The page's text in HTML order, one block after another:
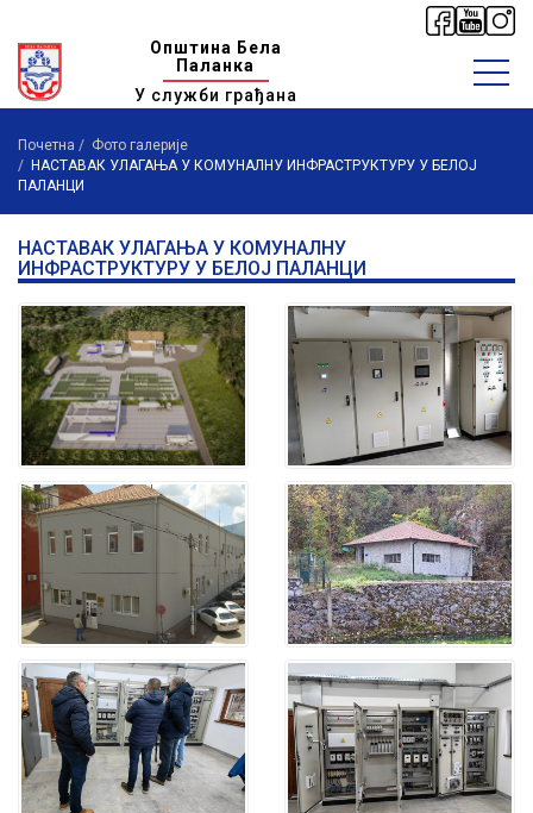
Општина Бела
Паланка
У служби грађана
Почетна
Фото галерије
НАСТАВАК УЛАГАЊА У КОМУНАЛНУ ИНФРАСТРУКТУРУ У БЕЛОЈ
ПАЛАНЦИ
НАСТАВАК УЛАГАЊА У КОМУНАЛНУ
ИНФРАСТРУКТУРУ У БЕЛОЈ ПАЛАНЦИ